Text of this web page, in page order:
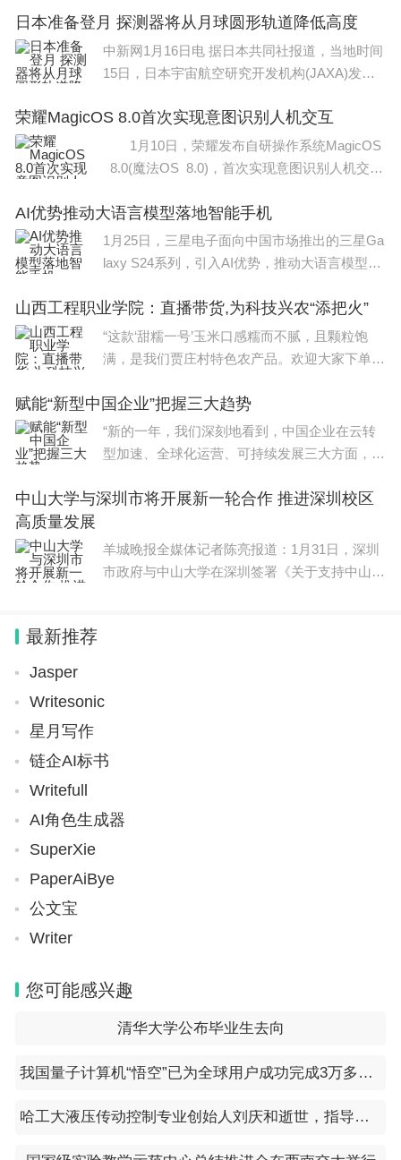
五.从2024年起高校高水平艺术团不再从高校招生环
节进行选拔，改由相关高校从在校生中遴选培养。
以上就是小编给大家带来的2024年艺术生高考政策 2024年高考
艺术生政策，希望能对大家有所帮助。
日本准备登月 探测器将从月球圆形轨道降低高度
中新网1月16日电 据日本共同社报道，当地时间
15日，日本宇宙航空研究开发机构(JAXA)发布
荣耀MagicOS 8.0首次实现意图识别人机交互
1月10日，荣耀发布自研操作系统MagicOS
8.0(魔法OS 8.0)，首次实现意图识别人机交
式在Magic6系列上搭载自研70亿参数大模型“魔
法大
AI优势推动大语言模型落地智能手机
1月25日，三星电子面向中国市场推出的三星Ga
laxy S24系列，引入AI优势，推动大语言模型落
通话实时翻译功能，无需借助第三方应用即可实
时翻译通话内容。该
山西工程职业学院：直播带货,为科技兴农“添把火”
“这款‘甜糯一号’玉米口感糯而不腻，且颗粒饱
满，是我们贾庄村特色农产品。欢迎大家下单购
大赛”的16
赋能“新型中国企业”把握三大趋势
“新的一年，我们深刻地看到，中国企业在云转
型加速、全球化运营、可持续发展三大方面，有
裁、大中华区总裁黄陈宏在近日举行的媒体沟通
中山大学与深圳市将开展新一轮合作 推进深圳校区
高质量发展
羊城晚报全媒体记者陈亮报道：1月31日，深圳
市政府与中山大学在深圳签署《关于支持中山大
最新推荐
Jasper
Writesonic
星月写作
链企AI标书
Writefull
AI角色生成器
SuperXie
PaperAiBye
公文宝
Writer
您可能感兴趣
清华大学公布毕业生去向
我国量子计算机“悟空”已为全球用户成功完成3万多个运算任务
哈工大液压传动控制专业创始人刘庆和逝世，指导学生至92岁